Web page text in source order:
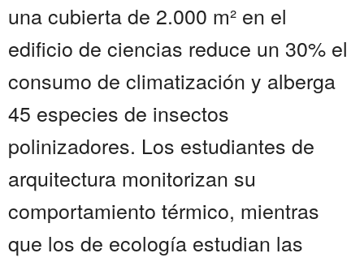
una cubierta de 2.000 m² en el
edificio de ciencias reduce un 30% el
consumo de climatización y alberga
45 especies de insectos
polinizadores. Los estudiantes de
arquitectura monitorizan su
comportamiento térmico, mientras
que los de ecología estudian las